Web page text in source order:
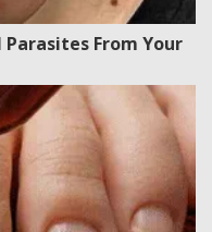
From Your